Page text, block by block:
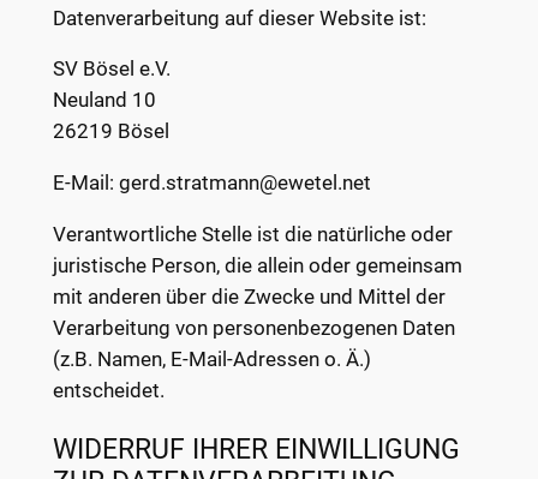
Datenverarbeitung auf dieser Website ist:
SV Bösel e.V.
Neuland 10
26219 Bösel
E-Mail: gerd.stratmann@ewetel.net
Verantwortliche Stelle ist die natürliche oder
juristische Person, die allein oder gemeinsam
mit anderen über die Zwecke und Mittel der
Verarbeitung von personenbezogenen Daten
(z.B. Namen, E-Mail-Adressen o. Ä.)
entscheidet.
WIDERRUF IHRER EINWILLIGUNG